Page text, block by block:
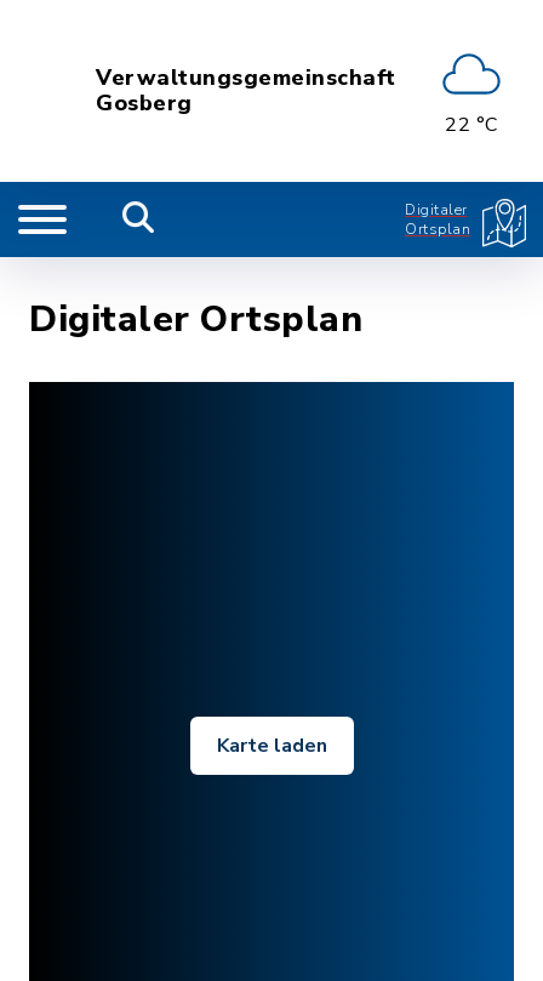
Verwaltungsgemeinschaft
Gosberg
22 °C
Digitaler
Ortsplan
Digitaler Ortsplan
Karte laden